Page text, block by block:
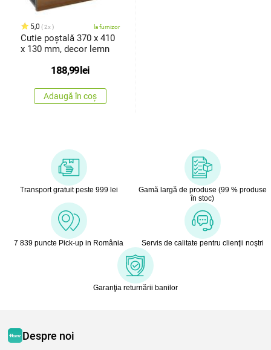
5,0 2x la furnizor
Cutie poștală 370 x 410
x 130 mm, decor lemn
188,99lei
Adaugă în coș
Transport gratuit peste 999 lei
Gamă largă de produse (99 % produse
în stoc)
7 839 puncte Pick-up in România Servis de calitate pentru clienţii noştri
Garanţia returnării banilor
Despre noi